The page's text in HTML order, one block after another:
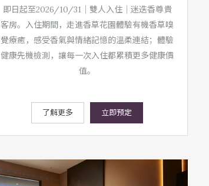
即日起至2026/10/31｜雙人入住｜迷迭香尊貴
客房。入住期間，走進香草花園體驗有機香草嗅
覺療癒，感受香氣與情緒記憶的溫柔連結；體驗
健康先機檢測，讓每一次入住都累積更多健康價
值。
了解更多 立即预定